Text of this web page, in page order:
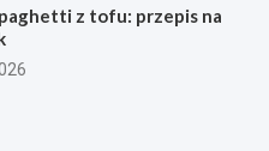
z tofu: przepis na